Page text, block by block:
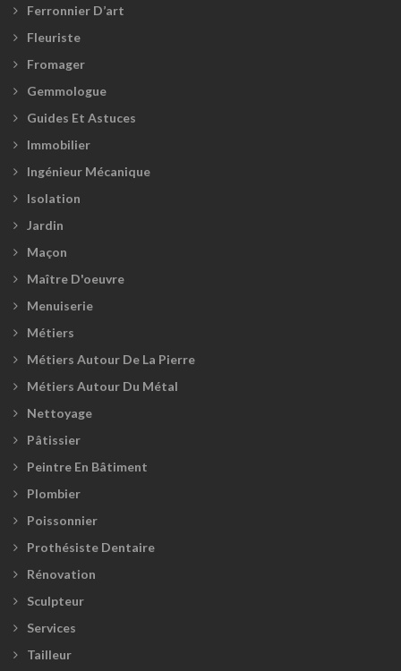
Ferronnier D’art
Fleuriste
Fromager
Gemmologue
Guides Et Astuces
Immobilier
Ingénieur Mécanique
Isolation
Jardin
Maçon
Maître D'oeuvre
Menuiserie
Métiers
Métiers Autour De La Pierre
Métiers Autour Du Métal
Nettoyage
Pâtissier
Peintre En Bâtiment
Plombier
Poissonnier
Prothésiste Dentaire
Rénovation
Sculpteur
Services
Tailleur